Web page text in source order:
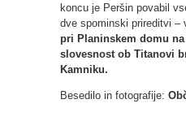
koncu je Peršin povabil
dve spominski prireditvi –
pri Planinskem domu
slovesnost ob Titanovi
Kamniku.
Besedilo in fotografije: